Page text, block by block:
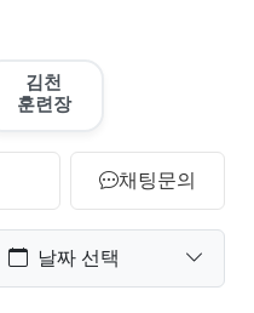
김천
훈련장
채팅문의
날짜 선택